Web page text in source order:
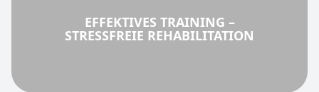
EFFEKTIVES TRAINING –
STRESSFREIE REHABILITATION